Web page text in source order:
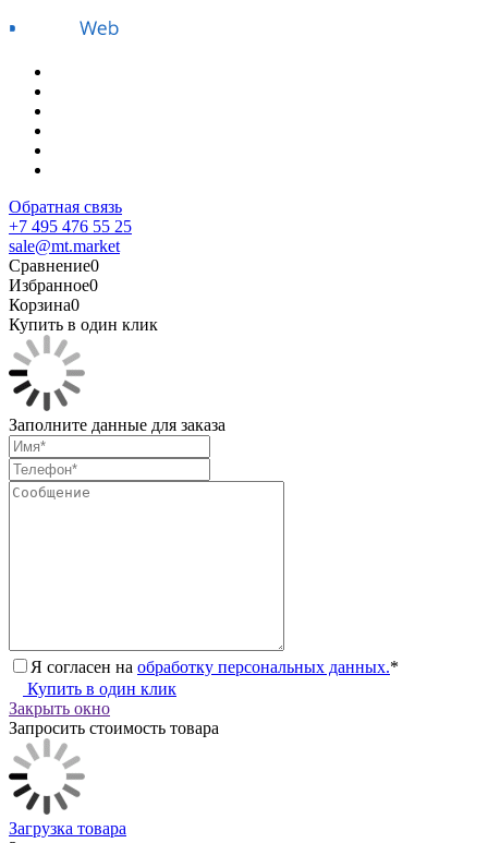
Обратная связь
+7 495 476 55 25
sale@mt.market
Сравнение0
Избранное0
Корзина0
Купить в один клик
Заполните данные для заказа
Я согласен на обработку персональных данных.*
Купить в один клик
Закрыть окно
Запросить стоимость товара
Загрузка товара